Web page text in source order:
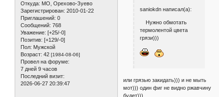
Откуда: МО, Орехово-Зуево
Зарегистрирован: 2010-01-22
Приглашений: 0
Сообщений: 768
Уважение: [+25/-0]
Позитив: [+129/-0]
Пол: Мужской
Возраст: 42 [1984-08-06]
Провел на форуме:
7 дней 9 часов
Последний визит:
2026-06-27 20:39:47
saniokdn написал(а):
Нужно обмотать
термолентой цвета
грязи)))
или грязью закидать))) и не мыть
мот))) один фиг не видно ржавчину
будет)))